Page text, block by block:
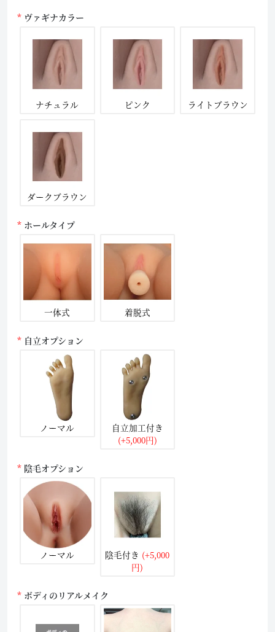
ヴァギナカラー
ナチュラル ピンク ライトブラウン
ダークブラウン
ホールタイプ
一体式 着脱式
自立オプション
ノーマル
自立加工付き
(+5,000円)
陰毛オプション
ノーマル 陰毛付き (+5,000
円)
ボディのリアルメイク